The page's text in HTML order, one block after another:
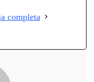
completa